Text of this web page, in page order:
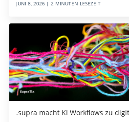
JUNI 8, 2026 | 2 MINUTEN LESEZEIT
.supra macht KI Workflows zu